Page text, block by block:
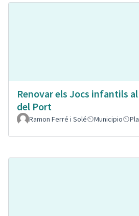
Renovar els Jocs infantils
del Port
Ramon Ferré i Solé Municipio